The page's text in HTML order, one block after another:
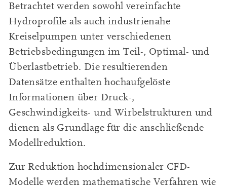
Betrachtet werden sowohl vereinfachte
Hydroprofile als auch industrienahe
Kreiselpumpen unter verschiedenen
Betriebsbedingungen im Teil-, Optimal- und
Überlastbetrieb. Die resultierenden
Datensätze enthalten hochaufgelöste
Informationen über Druck-,
Geschwindigkeits- und Wirbelstrukturen und
dienen als Grundlage für die anschließende
Modellreduktion.
Zur Reduktion hochdimensionaler CFD-
Modelle werden mathematische Verfahren wie